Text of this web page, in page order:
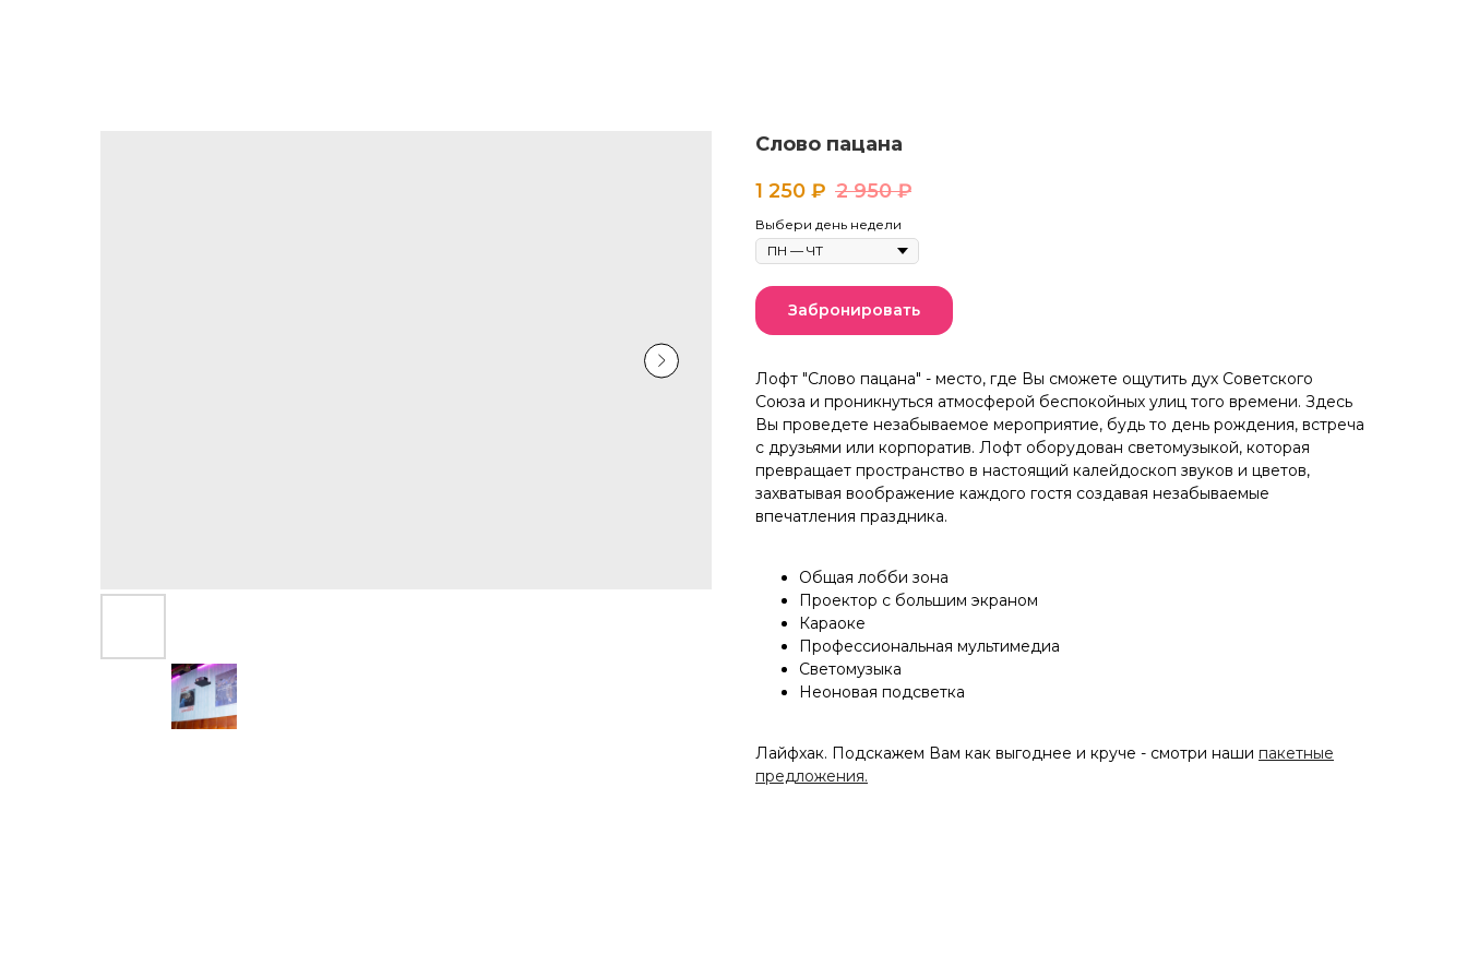
Слово пацана
1 250 ₽ 2 950 ₽
Выбери день недели
Забронировать
Лофт "Слово пацана" - место, где Вы сможете ощутить дух Советского
Союза и проникнуться атмосферой беспокойных улиц того времени. Здесь
Вы проведете незабываемое мероприятие, будь то день рождения, встреча
с друзьями или корпоратив. Лофт оборудован светомузыкой, которая
превращает пространство в настоящий калейдоскоп звуков и цветов,
захватывая воображение каждого гостя создавая незабываемые
впечатления праздника.
Общая лобби зона
Проектор с большим экраном
Караоке
Профессиональная мультимедиа
Светомузыка
Неоновая подсветка
Лайфхак. Подскажем Вам как выгоднее и круче - смотри наши пакетные
предложения.